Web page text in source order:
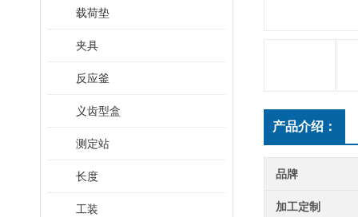
载荷垫
夹具
反应釜
义齿型盒
测定站
长度
工装
产品介绍：
品牌
加工定制